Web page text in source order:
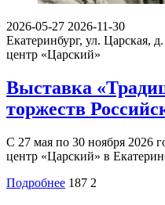
2026-05-27 2026-11-30
Екатеринбург, ул. Царская,
центр «Царский»
Выставка
торжеств
С 27 мая по 30 ноября 2026
центр «Царский» в
Подробнее 187 2